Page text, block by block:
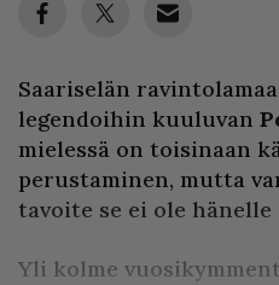
Saariselän
legendoihin kuuluvan
mielessä on toisinaan
perustaminen, mutta
tavoite se ei ole
Yli kolme